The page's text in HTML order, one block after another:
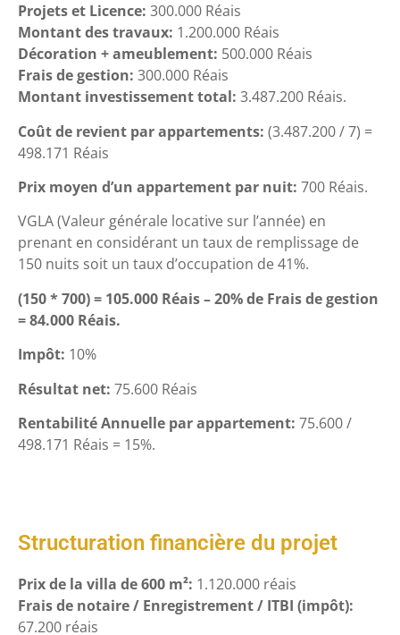
Projets et Licence: 300.000 Réais
Montant des travaux: 1.200.000 Réais
Décoration + ameublement: 500.000 Réais
Frais de gestion: 300.000 Réais
Montant investissement total: 3.487.200 Réais.
Coût de revient par appartements: (3.487.200 / 7) =
498.171 Réais
Prix moyen d’un appartement par nuit: 700 Réais.
VGLA (Valeur générale locative sur l’année) en
prenant en considérant un taux de remplissage de
150 nuits soit un taux d’occupation de 41%.
(150 * 700) = 105.000 Réais – 20% de Frais de gestion
= 84.000 Réais.
Impôt: 10%
Résultat net: 75.600 Réais
Rentabilité Annuelle par appartement: 75.600 /
498.171 Réais = 15%.
Structuration financière du projet
Prix de la villa de 600 m²: 1.120.000 réais
Frais de notaire / Enregistrement / ITBI (impôt):
67.200 réais